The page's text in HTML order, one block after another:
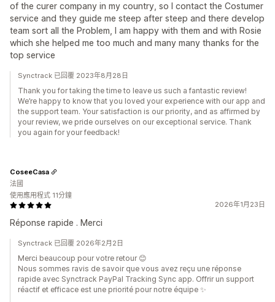
of the curer company in my country, so I contact the Costumer
service and they guide me steep after steep and there develop
team sort all the Problem, I am happy with them and with Rosie
which she helped me too much and many many thanks for the
top service
Synctrack 已回覆 2023年8月28日
Thank you for taking the time to leave us such a fantastic review!
We’re happy to know that you loved your experience with our app and
the support team. Your satisfaction is our priority, and as affirmed by
your review, we pride ourselves on our exceptional service. Thank
you again for your feedback!
2026年1月23日
Réponse rapide . Merci
CoseeCasa
法國
使用應用程式 11分鐘
Synctrack 已回覆 2026年2月2日
Merci beaucoup pour votre retour 😊
Nous sommes ravis de savoir que vous avez reçu une réponse
rapide avec Synctrack PayPal Tracking Sync app. Offrir un support
réactif et efficace est une priorité pour notre équipe ✨